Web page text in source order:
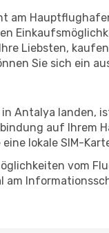
am
Liebsten,
Sie sich ein
Antalya landen,
auf Ihrem
lokale SIM-
vom
am